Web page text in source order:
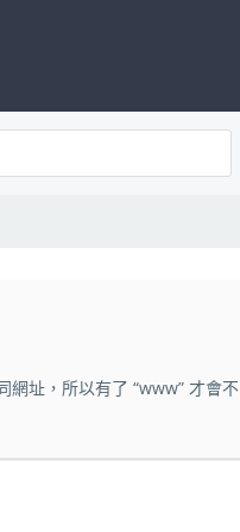
址，所以有了 “www” 才會不